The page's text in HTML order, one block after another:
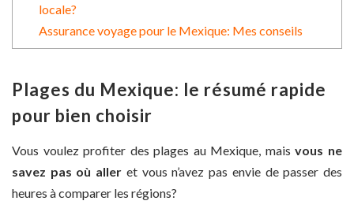
locale?
Assurance voyage pour le Mexique: Mes conseils
Plages du Mexique: le résumé rapide
pour bien choisir
Vous voulez profiter des plages au Mexique, maisvous ne
savez pas où aller et vous n’avez pas envie de passer des
heures à comparer les régions?